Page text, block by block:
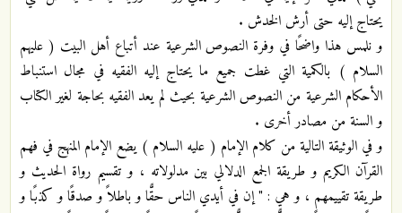
يحتاج إليه حتى أرش الخدش .
و نلمس هذا واضحًا في وفرة النصوص الشرعية عند أتباع أهل البيت ( عليهم
السلام ) بالكمية التي غطت جميع ما يحتاج إليه الفقيه في مجال استنباط
الأحكام الشرعية من النصوص الشرعية بحيث لم يعد الفقيه بحاجة لغير الكتاب
و السنة من مصادر أخرى .
و في الوثيقة التالية من كلام الإمام ( عليه السلام ) يضع الإمام المنهج في فهم
القرآن الكريم و طريقة الجمع الدلالي بين مدلولاته ، و تقسيم رواة الحديث و
طريقة تقييمهم ، و هي : " إن في أيدي الناس حقًّا و باطلاً و صدقًا و كذبًا و